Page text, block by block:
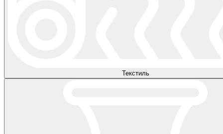
Текстиль